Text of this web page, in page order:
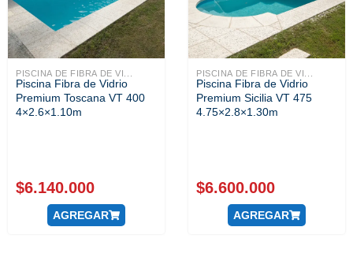
PISCINA DE FIBRA DE VI...
Piscina Fibra de Vidrio
Premium Toscana VT 400
4×2.6×1.10m
$6.140.000
AGREGAR
PISCINA DE FIBRA DE VI...
Piscina Fibra de Vidrio
Premium Sicilia VT 475
4.75×2.8×1.30m
$6.600.000
AGREGAR